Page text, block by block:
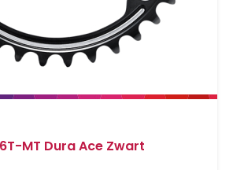
MT Dura Ace Zwart